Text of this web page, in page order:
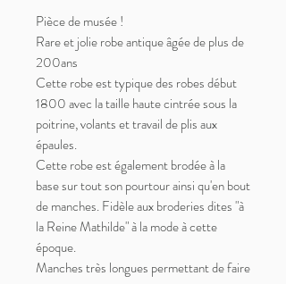
Pièce de musée !
Rare et jolie robe antique âgée de plus de
200ans
Cette robe est typique des robes début
1800 avec la taille haute cintrée sous la
poitrine, volants et travail de plis aux
épaules.
Cette robe est également brodée à la
base sur tout son pourtour ainsi qu'en bout
de manches. Fidèle aux broderies dites "à
la Reine Mathilde" à la mode à cette
époque.
Manches très longues permettant de faire